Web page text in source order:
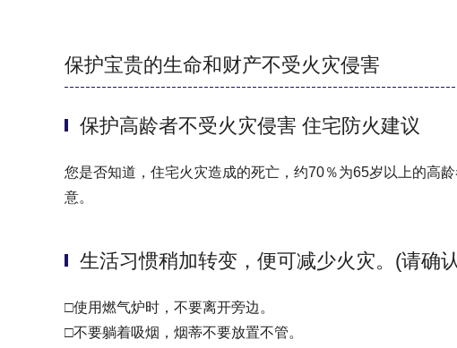
保护宝贵的生命和财产不受火灾侵害
保护高龄者不受火灾侵害 住宅防火建议
您是否知道，住宅火灾造成的死亡，约70％为65岁以上的高
意。
生活习惯稍加转变，便可减少火灾。(请确
□使用燃气炉时，不要离开旁边。
□不要躺着吸烟，烟蒂不要放置不管。